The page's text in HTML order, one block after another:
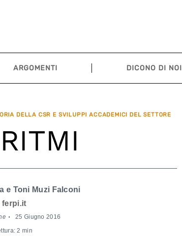
ARGOMENTI DICONO DI NOI
DELLA CSR E SVILUPPI ACCADEMICI DEL SETTORE
e Toni Muzi Falconi
ferpi.it
25 Giugno 2016
2 min